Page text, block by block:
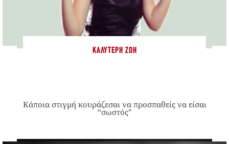
ΚΑΛΎΤΕΡΗ ΖΩΉ
Κάποια στιγμή κουράζεσαι να προσπαθείς να είσαι
“σωστός”